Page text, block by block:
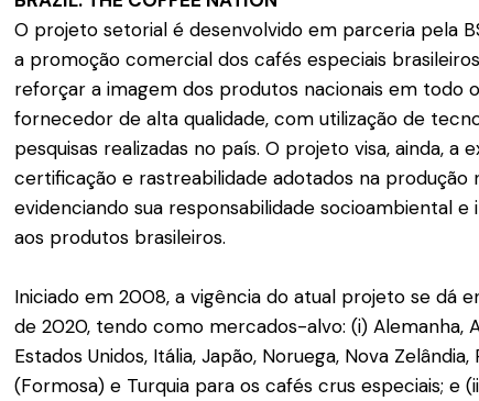
O projeto setorial é desenvolvido em parceria pela
a promoção comercial dos cafés especiais
reforçar a imagem dos produtos nacionais em todo
fornecedor de alta qualidade, com utilização de
pesquisas realizadas no país. O projeto visa, ainda, a
certificação e rastreabilidade adotados na produção
evidenciando sua responsabilidade socioambiental
aos produtos brasileiros.
Iniciado em 2008, a vigência do atual projeto se dá
de 2020, tendo como mercados-alvo: (i) Alemanha,
Estados Unidos, Itália, Japão, Noruega, Nova Zelândia,
(Formosa) e Turquia para os cafés crus especiais; e